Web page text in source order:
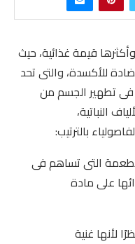
قيمة غذائية، حيث
للأكسدة، والتى تحد
فى تطهير الجسم من
النباتية،
بالترتيب:
التى تساهم فى
على مادة
لأنها غنية